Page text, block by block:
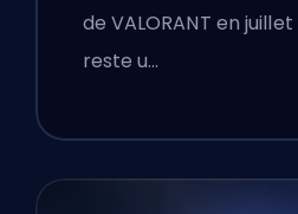
de VALORANT en
reste u…